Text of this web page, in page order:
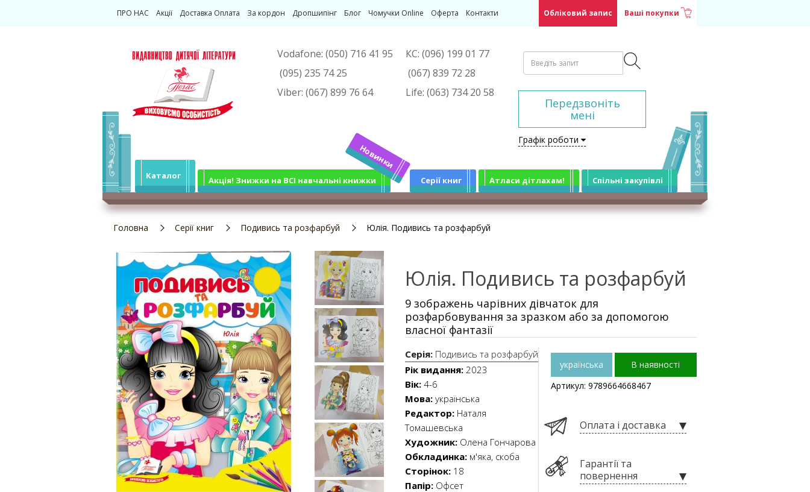
ПРО НАС Акції Доставка Оплата За кордон Дропшипінг Блог Чомучки Online Оферта Контакти Обліковий запис Ваші покупки
Vodafone: (050) 716 41 95
(095) 235 74 25
Viber: (067) 899 76 64
КС: (096) 199 01 77
(067) 839 72 28
Life: (063) 734 20 58
Передзвоніть
мені
Графік роботи
Каталог Акція! Знижки на ВСІ навчальні книжки
Новинки
Серії книг Атласи дітлахам! Спільні закупівлі
Головна Серії книг Подивись та розфарбуй Юлія. Подивись та розфарбуй
Юлія. Подивись та розфарбуй
9 зображень чарівних дівчаток для
розфарбовування за зразком або за допомогою
власної фантазії
Серія: Подивись та розфарбуй
Рік видання: 2023
Вік: 4-6
Мова: українська
Редактор: Наталя
Томашевська
Художник: Олена Гончарова
Обкладинка: м'яка, скоба
Сторінок: 18
Папір: Офсет
українська
В наявності
Артикул: 9789664668467
Оплата і доставка
Гарантії та
повернення